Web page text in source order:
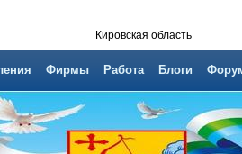
Кировская область
Фирмы Работа Блоги